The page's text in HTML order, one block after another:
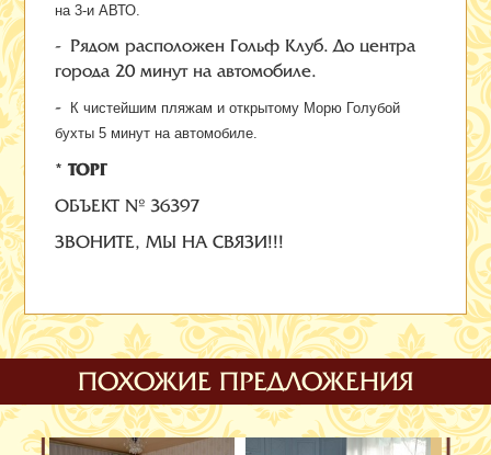
на 3-и АВТО.
- Рядом расположен Гольф Клуб. До центра
города 20 минут на автомобиле.
-
К чистейшим пляжам и открытому Морю Голубой
бухты 5 минут на автомобиле.
* ТОРГ
ОБЪЕКТ № 36397
ЗВОНИТЕ, МЫ НА СВЯЗИ!!!
ПОХОЖИЕ ПРЕДЛОЖЕНИЯ